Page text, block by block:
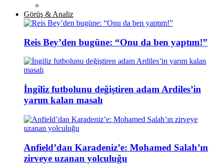
Görüş & Analiz
Reis Bey’den bugüne: “Onu da ben yaptım!”
İngiliz futbolunu değiştiren adam Ardiles’in
yarım kalan masalı
Anfield’dan Karadeniz’e: Mohamed Salah’ın
zirveye uzanan yolculuğu